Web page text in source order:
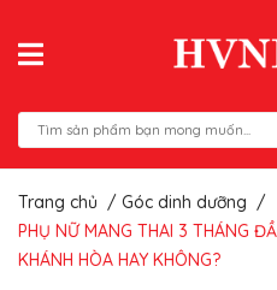
Trang chủ / Góc dinh dưỡng /
PHỤ NỮ MANG THAI 3 THÁNG
KHÁNH HÒA HAY KHÔNG?